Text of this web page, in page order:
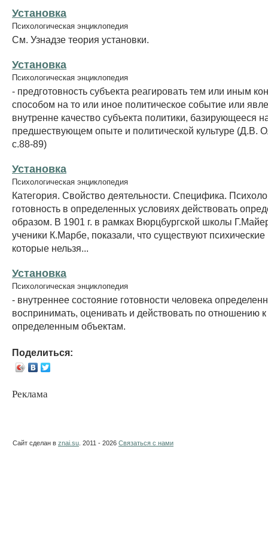
Установка
Психологическая энциклопедия
См. Узнадзе теория установки.
Установка
Психологическая энциклопедия
- предготовность субъекта реагировать тем или иным
способом на то или иное политическое событие или
внутренне качество субъекта политики, базирующееся
предшествующем опыте и политической культуре (Д.В.
с.88-89)
Установка
Психологическая энциклопедия
Категория. Свойство деятельности. Специфика.
готовность в определенных условиях действовать
образом. В 1901 г. в рамках Вюрцбургской школы
ученики К.Марбе, показали, что существуют
которые нельзя...
Установка
Психологическая энциклопедия
- внутреннее состояние готовности человека
воспринимать, оценивать и действовать по отношению к
определенным объектам.
Поделиться:
Реклама
Сайт сделан в znai.su . 2011 - 2026 Связаться с нами